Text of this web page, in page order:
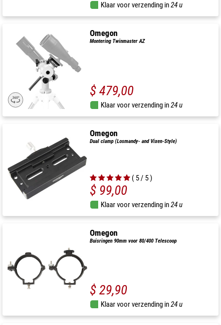
Klaar voor verzending in24 u
Omegon
Montering Twinmaster AZ
$ 479,00
Klaar voor verzending in24 u
Omegon
Dual clamp (Losmandy- and Vixen-Style)
( 5 / 5 )
$ 99,00
Klaar voor verzending in24 u
Omegon
Buisringen 90mm voor 80/400 Telescoop
$ 29,90
Klaar voor verzending in24 u